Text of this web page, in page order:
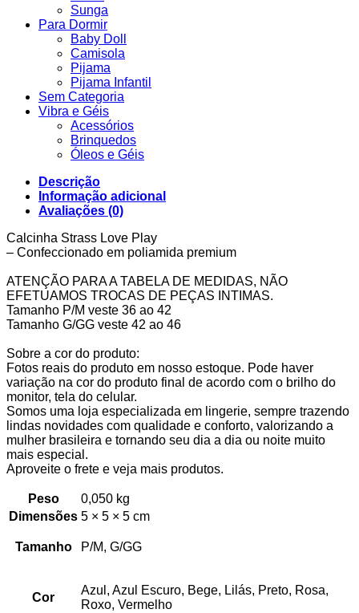
Sunga
Para Dormir
Baby Doll
Camisola
Pijama
Pijama Infantil
Sem Categoria
Vibra e Géis
Acessórios
Brinquedos
Óleos e Géis
Descrição
Informação adicional
Avaliações (0)
Calcinha Strass Love Play
– Confeccionado em poliamida premium
ATENÇÃO PARA A TABELA DE MEDIDAS, NÃO
EFETUAMOS TROCAS DE PEÇAS INTIMAS.
Tamanho P/M veste 36 ao 42
Tamanho G/GG veste 42 ao 46
Sobre a cor do produto:
Fotos reais do produto em nosso estoque. Pode haver
variação na cor do produto final de acordo com o brilho do
monitor, tela do celular.
Somos uma loja especializada em lingerie, sempre trazendo
lindas novidades com qualidade e conforto, valorizando a
mulher brasileira e tornando seu dia a dia ou noite muito
mais especial.
Aproveite o frete e veja mais produtos.
Peso
0,050 kg
Dimensões 5 × 5 × 5 cm
Tamanho P/M, G/GG
Cor
Azul, Azul Escuro, Bege, Lilás, Preto, Rosa,
Roxo, Vermelho